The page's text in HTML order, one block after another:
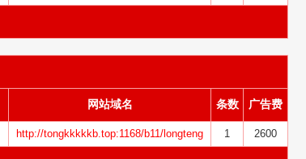
网站域名 条数 广告费
http://tongkkkkkb.top:1168/b11/longteng 1 2600